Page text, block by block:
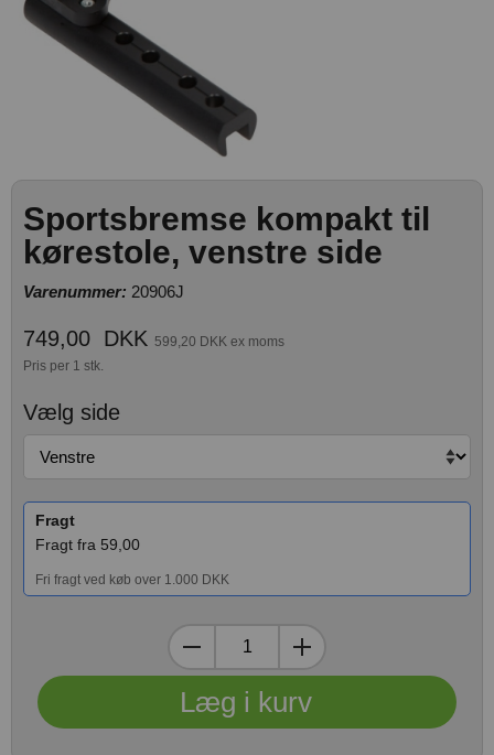
Sportsbremse kompakt til
kørestole, venstre side
Varenummer: 20906J
749,00 DKK 599,20 DKK ex moms
Pris per 1 stk.
Vælg side
Fragt
Fragt fra 59,00
Fri fragt ved køb over 1.000 DKK